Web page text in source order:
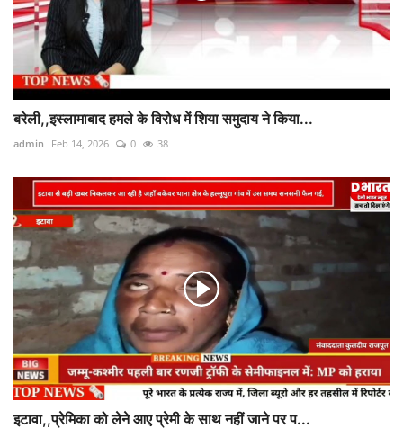
बरेली,,इस्लामाबाद हमले के विरोध में शिया समुदाय ने किया...
admin Feb 14, 2026 0 38
इटावा,,प्रेमिका को लेने आए प्रेमी के साथ नहीं जाने पर प...